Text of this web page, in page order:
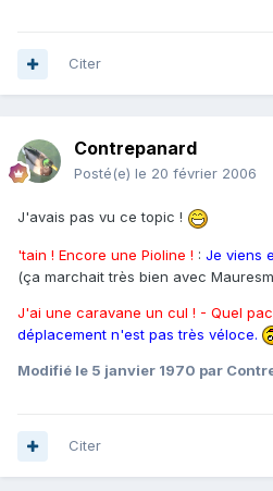
Citer
Contrepanard
Posté(e) le 20 février 2006
J'avais pas vu ce topic !
'tain ! Encore une Pioline ! : Je viens
(ça marchait très bien avec
J'ai une caravane un cul ! - Quel
déplacement n'est pas très véloce.
Modifié le 5 janvier 1970 par
Citer